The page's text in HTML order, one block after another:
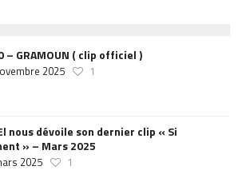
– GRAMOUN ( clip officiel )
2025 1
nous dévoile son dernier clip « Si
» – Mars 2025
2025 1